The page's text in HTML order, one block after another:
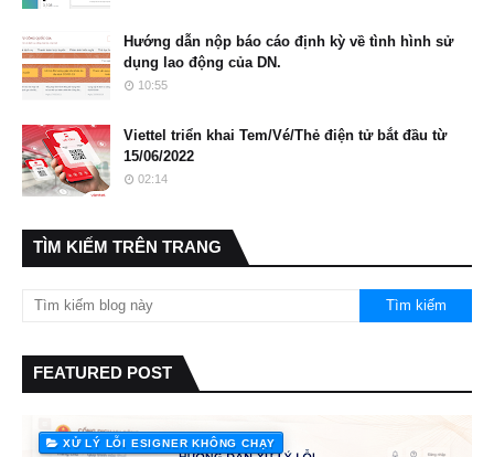
Hướng dẫn nộp báo cáo định kỳ về tình hình sử
dụng lao động của DN.
10:55
Viettel triển khai Tem/Vé/Thẻ điện tử bắt đầu từ
15/06/2022
02:14
TÌM KIẾM TRÊN TRANG
FEATURED POST
XỬ LÝ LỖI ESIGNER KHÔNG CHẠY